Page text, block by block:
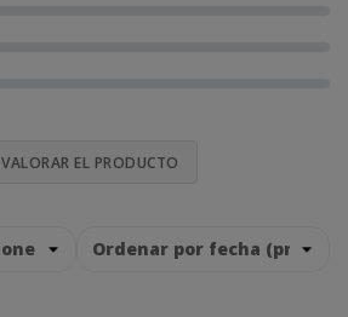
VALORAR EL PRODUCTO